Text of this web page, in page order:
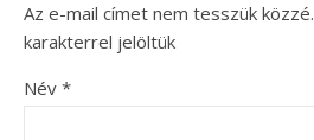
Az e-mail címet nem tesszük közzé.
karakterrel jelöltük
Név *